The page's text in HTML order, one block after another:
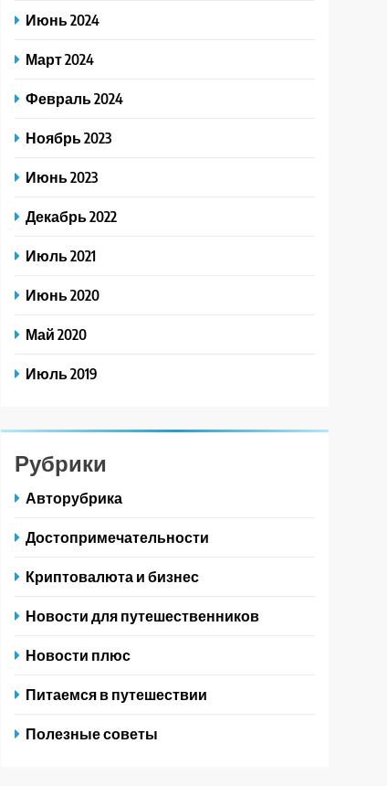
Июнь 2024
Март 2024
Февраль 2024
Ноябрь 2023
Июнь 2023
Декабрь 2022
Июль 2021
Июнь 2020
Май 2020
Июль 2019
Рубрики
Авторубрика
Достопримечательности
Криптовалюта и бизнес
Новости для путешественников
Новости плюс
Питаемся в путешествии
Полезные советы